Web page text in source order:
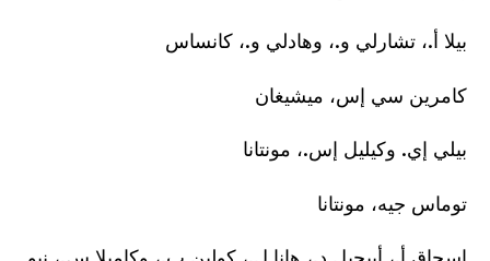
بيلا أ.، تشارلي و.، وهادلي و.، كانساس
كامرين سي إس، ميشيغان
بيلي إي. وكيليل إس.، مونتانا
توماس جيه، مونتانا